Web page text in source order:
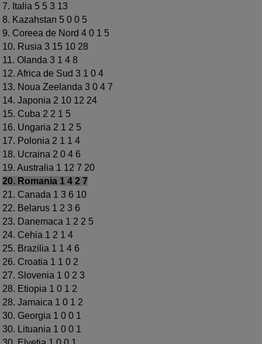
7. Italia 5 5 3 13
8. Kazahstan 5 0 0 5
9. Coreea de Nord 4 0 1 5
10. Rusia 3 15 10 28
11. Olanda 3 1 4 8
12. Africa de Sud 3 1 0 4
13. Noua Zeelanda 3 0 4 7
14. Japonia 2 10 12 24
15. Cuba 2 2 1 5
16. Ungaria 2 1 2 5
17. Polonia 2 1 1 4
18. Ucraina 2 0 4 6
19. Australia 1 12 7 20
20. Romania 1 4 2 7
21. Canada 1 3 6 10
22. Belarus 1 2 3 6
23. Danemaca 1 2 2 5
24. Cehia 1 2 1 4
25. Brazilia 1 1 4 6
26. Croatia 1 1 0 2
27. Slovenia 1 0 2 3
28. Etiopia 1 0 1 2
28. Jamaica 1 0 1 2
30. Georgia 1 0 0 1
30. Lituania 1 0 0 1